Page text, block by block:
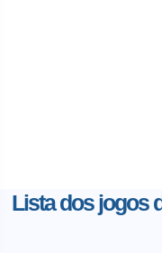
Lista dos jogos